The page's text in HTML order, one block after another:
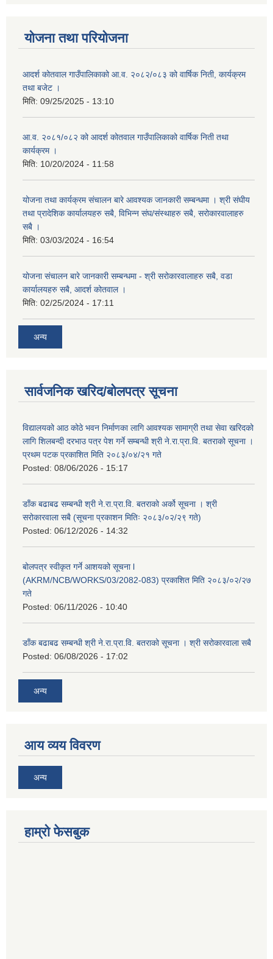
योजना तथा परियोजना
आदर्श कोतवाल गाउँपालिकाको आ.व. २०८२/०८३ को वार्षिक निती, कार्यक्रम
तथा बजेट ।
मिति: 09/25/2025 - 13:10
आ.व. २०८१/०८२ को आदर्श कोतवाल गाउँपालिकाको वार्षिक निती तथा
कार्यक्रम ।
मिति: 10/20/2024 - 11:58
योजना तथा कार्यक्रम संचालन बारे आवश्यक जानकारी सम्बन्धमा । श्री संघीय
तथा प्रादेशिक कार्यालयहरु सबै, विभिन्‍न संघ/संस्थाहरु सबै, सरोकारवालाहरु
सबै ।
मिति: 03/03/2024 - 16:54
योजना संचालन बारे जानकारी सम्बन्धमा - श्री सरोकारवालाहरु सबै, वडा
कार्यालयहरु सबै, आदर्श कोतवाल ।
मिति: 02/25/2024 - 17:11
अन्य
सार्वजनिक खरिद/बोलपत्र सूचना
विद्यालयको आठ कोठे भवन निर्माणका लागि आवश्यक सामाग्री तथा सेवा खरिदको
लागि शिलबन्दी दरभाउ पत्र पेश गर्ने सम्बन्धी श्री ने.रा.प्रा.वि. बतराको सूचना ।
प्रथम पटक प्रकाशित मिति २०८३/०४/२१ गते
Posted: 08/06/2026 - 15:17
डाँक बढाबढ सम्बन्धी श्री ने.रा.प्रा.वि. बतराको अर्को सूचना । श्री
सरोकारवाला सबै (सूचना प्रकाशन मितिः २०८३/०२/२९ गते)
Posted: 06/12/2026 - 14:32
बोलपत्र स्वीकृत गर्ने आशयको सूचना l
(AKRM/NCB/WORKS/03/2082-083) प्रकाशित मिति २०८३/०२/२७
गते
Posted: 06/11/2026 - 10:40
डाँक बढाबढ सम्बन्धी श्री ने.रा.प्रा.वि. बतराको सूचना । श्री सरोकारवाला सबै
Posted: 06/08/2026 - 17:02
अन्य
आय व्यय विवरण
अन्य
हाम्रो फेसबुक